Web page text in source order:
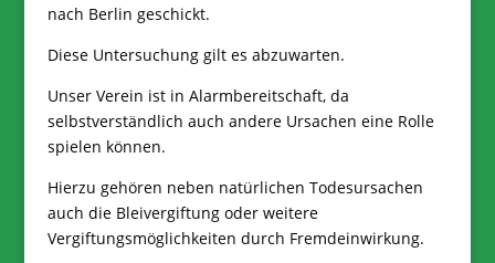
nach Berlin geschickt.
Diese Untersuchung gilt es abzuwarten.
Unser Verein ist in Alarmbereitschaft, da
selbstverständlich auch andere Ursachen eine Rolle
spielen können.
Hierzu gehören neben natürlichen Todesursachen
auch die Bleivergiftung oder weitere
Vergiftungsmöglichkeiten durch Fremdeinwirkung.